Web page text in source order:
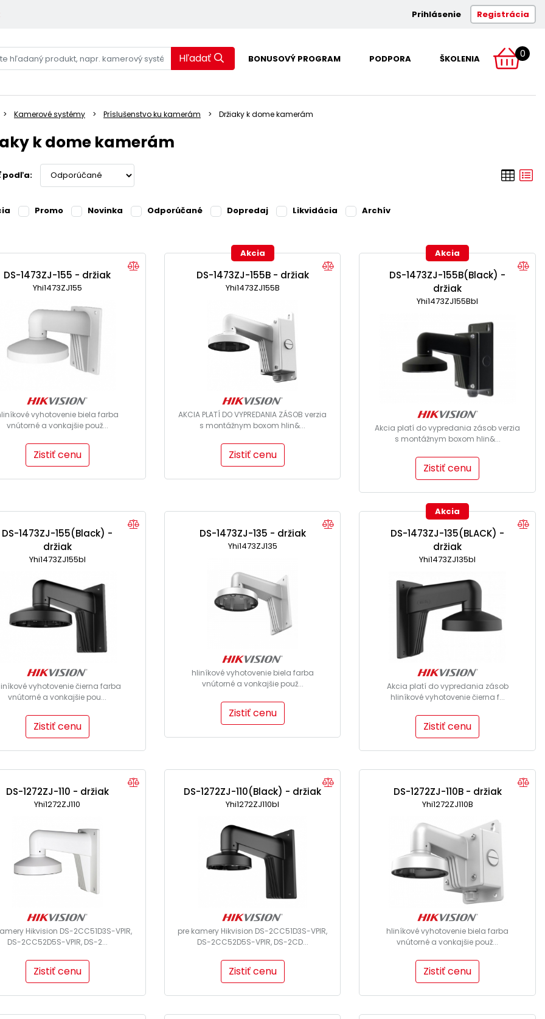
Prihlásenie Registrácia
Hľadať BONUSOVÝ PROGRAM PODPORA ŠKOLENIA 0
Kamerové systémy Príslušenstvo ku kamerám Držiaky k dome kamerám
k dome kamerám
podľa:
Promo Novinka Odporúčané Dopredaj Likvidácia Archív
DS-1473ZJ-155 - držiak
Yhi1473ZJ155
vyhotovenie biela farba
vnútorné a vonkajšie použ...
Zistiť cenu
Akcia
DS-1473ZJ-155B - držiak
Yhi1473ZJ155B
AKCIA PLATÍ DO VYPREDANIA ZÁSOB verzia
s montážnym boxom hlin&...
Zistiť cenu
Akcia
DS-1473ZJ-155B(Black) -
držiak
Yhi1473ZJ155Bbl
Akcia platí do vypredania zásob verzia
s montážnym boxom hlin&...
Zistiť cenu
DS-1473ZJ-155(Black) -
držiak
Yhi1473ZJ155bl
vyhotovenie čierna farba
vnútorné a vonkajšie pou...
Zistiť cenu
DS-1473ZJ-135 - držiak
Yhi1473ZJ135
hliníkové vyhotovenie biela farba
vnútorné a vonkajšie použ...
Zistiť cenu
Akcia
DS-1473ZJ-135(BLACK) -
držiak
Yhi1473ZJ135bl
Akcia platí do vypredania zásob
hliníkové vyhotovenie čierna f...
Zistiť cenu
DS-1272ZJ-110 - držiak
Yhi1272ZJ110
Hikvision DS-2CC51D3S-VPIR,
DS-2CC52D5S-VPIR, DS-2...
Zistiť cenu
DS-1272ZJ-110(Black) - držiak
Yhi1272ZJ110bl
pre kamery Hikvision DS-2CC51D3S-VPIR,
DS-2CC52D5S-VPIR, DS-2CD...
Zistiť cenu
DS-1272ZJ-110B - držiak
Yhi1272ZJ110B
hliníkové vyhotovenie biela farba
vnútorné a vonkajšie použ...
Zistiť cenu